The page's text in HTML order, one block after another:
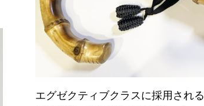
エグゼクティブクラスに採用される